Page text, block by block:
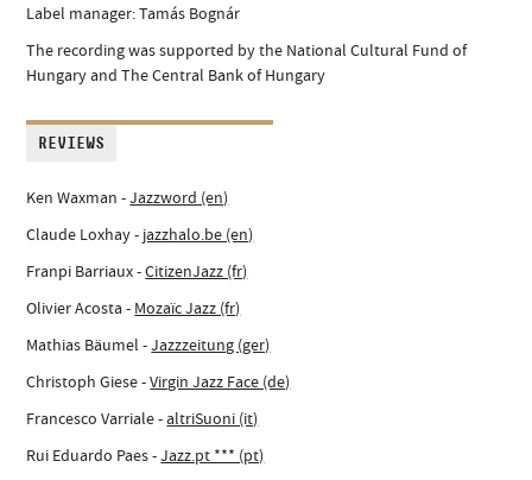
Label manager: Tamás Bognár
The recording was supported by the National Cultural Fund of
Hungary and The Central Bank of Hungary
REVIEWS
Ken Waxman -Jazzword (en)
Claude Loxhay - jazzhalo.be (en)
Franpi Barriaux -CitizenJazz (fr)
Olivier Acosta - Mozaïc Jazz (fr)
Mathias Bäumel -Jazzzeitung (ger)
Christoph Giese -Virgin Jazz Face (de)
Francesco Varriale -altriSuoni (it)
Rui Eduardo Paes -Jazz.pt *** (pt)